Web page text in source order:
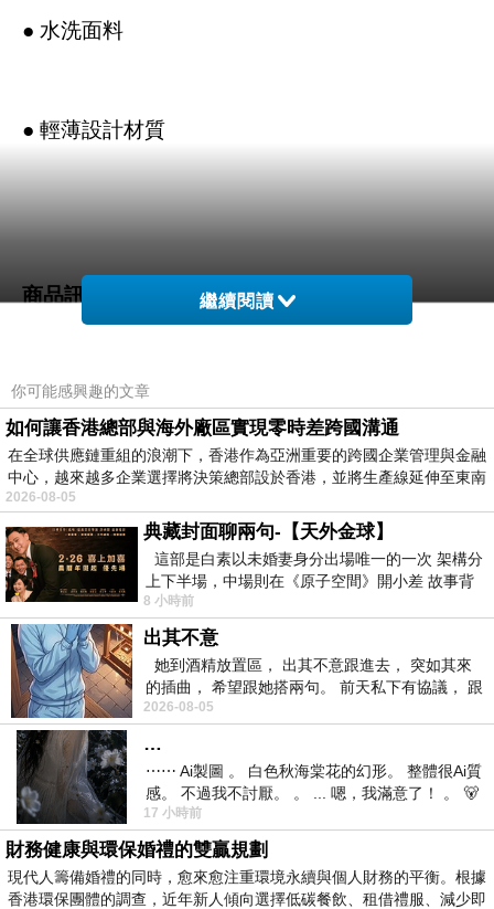
● 水洗面料
● 輕薄設計材質
商品訊息描述
[QUIKSILVER] 背心 TIGER TRACKS TANK_(橘
色)
● 休閒塗鴉背
心
● 水洗面料
繼續閱讀
你可能感興趣的文章
如何讓香港總部與海外廠區實現零時差跨國溝通
在全球供應鏈重組的浪潮下，香港作為亞洲重要的跨國企業管理與金融
中心，越來越多企業選擇將決策總部設於香港，並將生產線延伸至東南
2026-08-05
典藏封面聊兩句-【天外金球】
這部是白素以未婚妻身分出場唯一的一次 架構分
上下半場，中場則在《原子空間》開小差 故事背
景影射西藏境外流亡 地下組織
8 小時前
出其不意
她到酒精放置區， 出其不意跟進去， 突如其來
的插曲， 希望跟她搭兩句。 前天私下有協議， 跟
著阿弟丟拉基
2026-08-05
…
⋯⋯ Ai製圖 。 白色秋海棠花的幻形。 整體很Ai質
感。 不過我不討厭。 。 ... 嗯，我滿意了！ 。 🐻
昨中
17 小時前
財務健康與環保婚禮的雙贏規劃
現代人籌備婚禮的同時，愈來愈注重環境永續與個人財務的平衡。根據
香港環保團體的調查，近年新人傾向選擇低碳餐飲、租借禮服、減少即